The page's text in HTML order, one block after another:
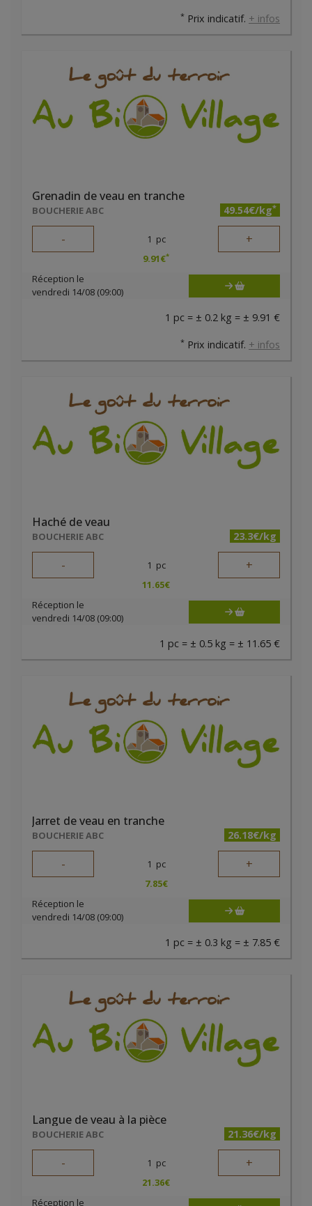
* Prix indicatif. + infos
Grenadin de veau en tranche
BOUCHERIE ABC 49.54€/kg*
- 1 pc +
9.91€*
Réception le
vendredi 14/08 (09:00)
1 pc = ± 0.2 kg = ± 9.91 €
* Prix indicatif. + infos
Haché de veau
BOUCHERIE ABC 23.3€/kg
- 1 pc +
11.65€
Réception le
vendredi 14/08 (09:00)
1 pc = ± 0.5 kg = ± 11.65 €
Jarret de veau en tranche
BOUCHERIE ABC 26.18€/kg
- 1 pc +
7.85€
Réception le
vendredi 14/08 (09:00)
1 pc = ± 0.3 kg = ± 7.85 €
Langue de veau à la pièce
BOUCHERIE ABC 21.36€/kg
- 1 pc +
21.36€
Réception le